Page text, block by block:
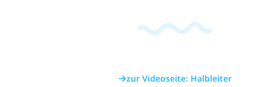
zur Videoseite: Halbleiter